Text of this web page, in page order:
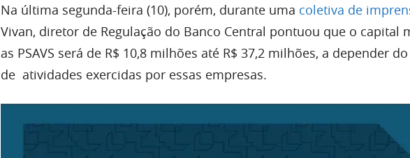
Na última segunda-feira (10), porém, durante uma coletiva de
Vivan, diretor de Regulação do Banco Central pontuou que o capital
as PSAVS será de R$ 10,8 milhões até R$ 37,2 milhões, a depender
de atividades exercidas por essas empresas.